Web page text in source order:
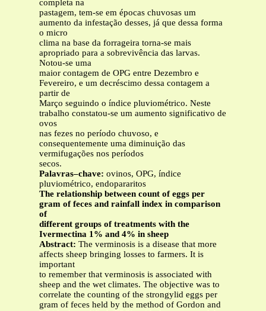
completa na
pastagem, tem-se em épocas chuvosas um
aumento da infestação desses, já que dessa forma
o micro
clima na base da forrageira torna-se mais
apropriado para a sobrevivência das larvas.
Notou-se uma
maior contagem de OPG entre Dezembro e
Fevereiro, e um decréscimo dessa contagem a
partir de
Março seguindo o índice pluviométrico. Neste
trabalho constatou-se um aumento significativo de
ovos
nas fezes no período chuvoso, e
consequentemente uma diminuição das
vermifugações nos períodos
secos.
Palavras–chave: ovinos, OPG, índice
pluviométrico, endopararitos
The relationship between count of eggs per
gram of feces and rainfall index in comparison
of
different groups of treatments with the
Ivermectina 1% and 4% in sheep
Abstract: The verminosis is a disease that more
affects sheep bringing losses to farmers. It is
important
to remember that verminosis is associated with
sheep and the wet climates. The objective was to
correlate the counting of the strongylid eggs per
gram of feces held by the method of Gordon and